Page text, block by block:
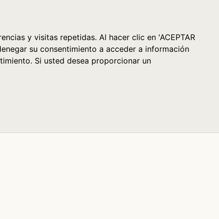
y visitas repetidas. Al hacer clic en 'ACEPTAR
su consentimiento a acceder a información
Si usted desea proporcionar un